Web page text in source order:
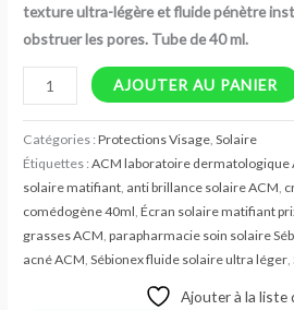
texture ultra-légère et fluide pénètre
obstruer les pores. Tube de 40 ml.
AJOUTER AU PANIER
Catégories :Protections Visage,Solaire
Étiquettes :ACM laboratoire dermatologique
solaire matifiant, anti brillance solaire ACM,
comédogène 40ml,Écran solaire matifiant
grasses ACM,parapharmacie soin solaire
acné ACM,Sébionex fluide solaire ultra léger,
Ajouter à la liste